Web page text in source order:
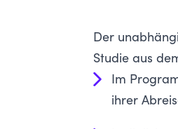
Der
Studie aus
Im
ihrer